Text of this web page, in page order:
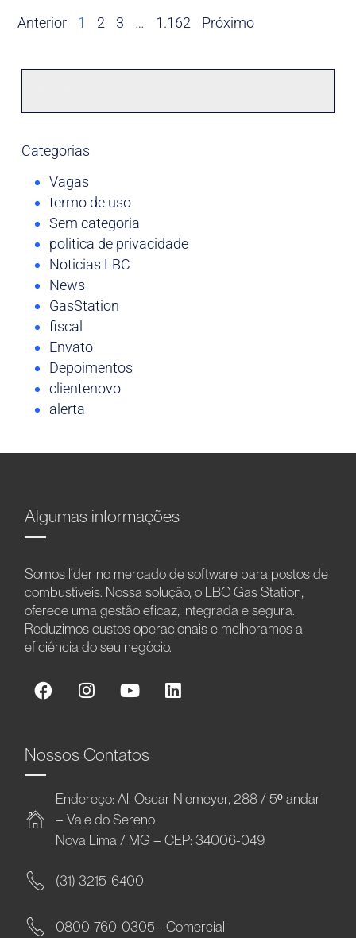
Anterior 1 2 3 … 1.162 Próximo
Categorias
Vagas
termo de uso
Sem categoria
politica de privacidade
Noticias LBC
News
GasStation
fiscal
Envato
Depoimentos
clientenovo
alerta
Algumas informações
Somos líder no mercado de software para postos de
combustíveis. Nossa solução, o LBC Gas Station,
oferece uma gestão eficaz, integrada e segura.
Reduzimos custos operacionais e melhoramos a
eficiência do seu negócio.
Nossos Contatos
Endereço: Al. Oscar Niemeyer, 288 / 5º andar
– Vale do Sereno
Nova Lima / MG – CEP: 34006-049
(31) 3215-6400
0800-760-0305 - Comercial